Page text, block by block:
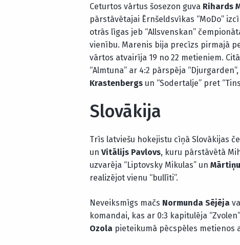
Ceturtos vārtus šosezon guva Rihards
pārstāvētajai Ērnšeldsvīkas “MoDo”
otrās līgas jeb “Allsvenskan”
vienību. Marenis bija precīzs pirmajā
vārtos atvairīja 19 no 22 metieniem.
“Almtuna” ar 4:2 pārspēja
Krastenbergs un “Sodertalje” pret
Slovākija
Trīs latviešu hokejistu cīņā Slovākijas
un Vitālijs Pavlovs, kuru pārstāvētā
uzvarēja “Liptovsky Mikulas” un
realizējot vienu “bullīti”.
Neveiksmīgs mačs Normunda Sējēja
komandai, kas ar 0:3 kapitulēja
Ozola pieteikumā pēcspēles metienos